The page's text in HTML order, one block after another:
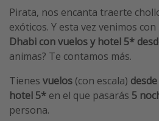
Parques de atracciones
Viaja con musicales
El Rey León el musical
Eventos deportivos
Pirata, nos encanta traerte
exóticos. Y esta vez venimos con
Dhabi con vuelos y hotel 5*
animas? Te contamos más.
Tienes vuelos (con escala)
hotel 5* en el que pasarás 5
persona.